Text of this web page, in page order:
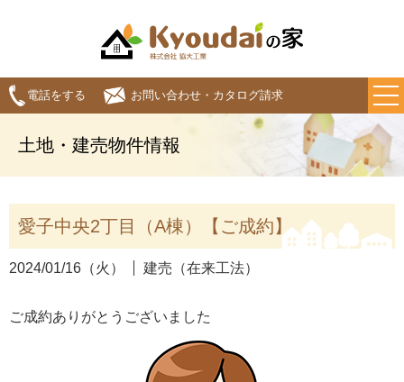
電話をする お問い合わせ・カタログ請求
土地・建売物件情報
愛子中央2丁目（A棟）【ご成約】
2024/01/16（火） 建売（在来工法）
ご成約ありがとうございました